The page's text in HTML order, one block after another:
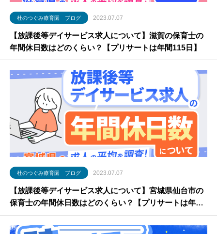
杜のつぐみ療育園 ブログ 2023.07.07
【放課後等デイサービス求人について】滋賀の保育士の
年間休日数はどのくらい？【プリサートは年間115日】
杜のつぐみ療育園 ブログ 2023.07.07
【放課後等デイサービス求人について】宮城県仙台市の
保育士の年間休日数はどのくらい？【プリサートは年間
115日】